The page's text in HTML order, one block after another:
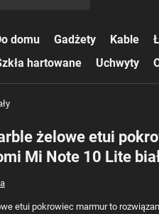
domu Gadżety Kable
hartowane Uchwyty
żelowe etui
Mi Note 10 Lite
etui pokrowiec marmur to